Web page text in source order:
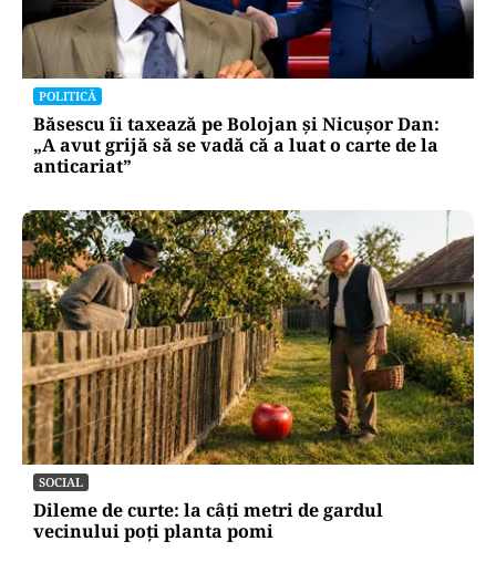
POLITICĂ
Băsescu îi taxează pe Bolojan și Nicușor Dan:
„A avut grijă să se vadă că a luat o carte de la
anticariat”
SOCIAL
Dileme de curte: la câți metri de gardul
vecinului poți planta pomi